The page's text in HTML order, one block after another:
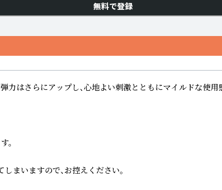
無料で登録
さらにアップし、心地よい刺激とともにマイルドな
。
まいますので、お控えください。